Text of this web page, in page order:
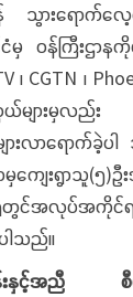
းရောက်လေ့လာ
ဝန်ကြီးဌာနကို
၊ CGTN ၊
လှယ်များမှလည်
ျားလာရောက်ခဲ့
မှကျေးရွာသူ(၅)ဦ
င်အလုပ်အကို
ါသည်။
းနှင့်အညီ စီ